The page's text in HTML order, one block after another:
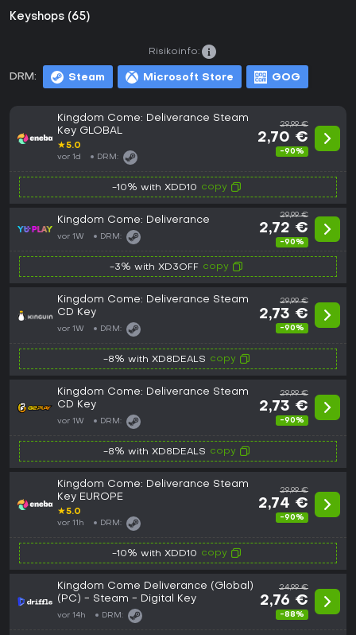
Keyshops (65)
DRM: Steam Microsoft Store GOG
Risikoinfo:
Kingdom Come: Deliverance Steam
Key GLOBAL
★5.0
vor 1d DRM:
29,99 €
2,70 €
-90%
-10% with XDD10 copy
Kingdom Come: Deliverance
vor 1W DRM:
29,99 €
2,72 €
-90%
-3% with XD3OFF copy
Kingdom Come: Deliverance Steam
CD Key
vor 1W DRM:
29,99 €
2,73 €
-90%
-8% with XD8DEALS copy
Kingdom Come: Deliverance Steam
CD Key
vor 1W DRM:
29,99 €
2,73 €
-90%
-8% with XD8DEALS copy
Kingdom Come: Deliverance Steam
Key EUROPE
★5.0
vor 11h DRM:
29,99 €
2,74 €
-90%
-10% with XDD10 copy
Kingdom Come Deliverance (Global)
(PC) - Steam - Digital Key
vor 14h DRM:
24,99 €
2,76 €
-88%